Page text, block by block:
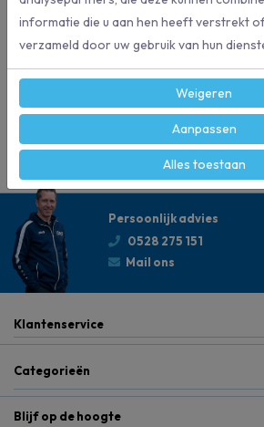
Specificaties
Persoonlijk advies
0528 275 151
Mail ons
Klantenservice
Categorieën
Blijf op de hoogte
informatie die u aan hen heeft verstrekt
verzameld door uw gebruik van hun
Weigeren
Aanpassen
Alles toestaan